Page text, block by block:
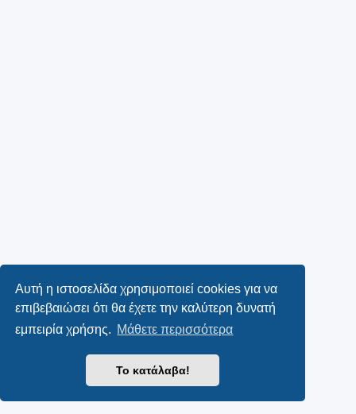
Αυτή η ιστοσελίδα χρησιμοποιεί cookies για να
επιβεβαιώσει ότι θα έχετε την καλύτερη δυνατή
εμπειρία χρήσης. Μάθετε περισσότερα
Το κατάλαβα!